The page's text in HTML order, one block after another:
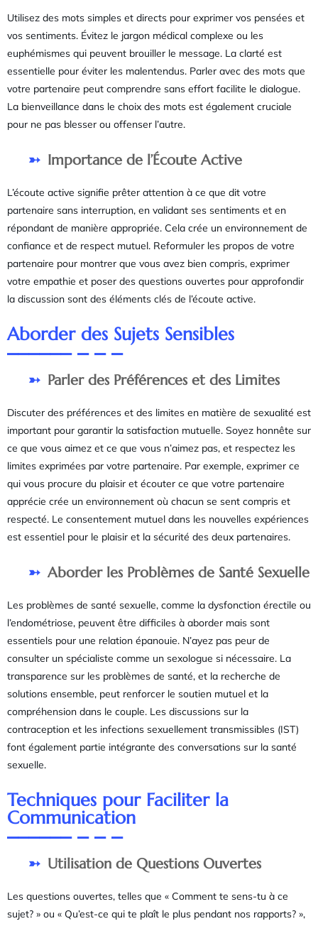
Utilisez des mots simples et directs pour exprimer vos pensées et
vos sentiments. Évitez le jargon médical complexe ou les
euphémismes qui peuvent brouiller le message. La clarté est
essentielle pour éviter les malentendus. Parler avec des mots que
votre partenaire peut comprendre sans effort facilite le dialogue.
La bienveillance dans le choix des mots est également cruciale
pour ne pas blesser ou offenser l’autre.
Importance de l’Écoute Active
L’écoute active signifie prêter attention à ce que dit votre
partenaire sans interruption, en validant ses sentiments et en
répondant de manière appropriée. Cela crée un environnement de
confiance et de respect mutuel. Reformuler les propos de votre
partenaire pour montrer que vous avez bien compris, exprimer
votre empathie et poser des questions ouvertes pour approfondir
la discussion sont des éléments clés de l’écoute active.
Aborder des Sujets Sensibles
Parler des Préférences et des Limites
Discuter des préférences et des limites en matière de sexualité est
important pour garantir la satisfaction mutuelle. Soyez honnête sur
ce que vous aimez et ce que vous n’aimez pas, et respectez les
limites exprimées par votre partenaire. Par exemple, exprimer ce
qui vous procure du plaisir et écouter ce que votre partenaire
apprécie crée un environnement où chacun se sent compris et
respecté. Le consentement mutuel dans les nouvelles expériences
est essentiel pour le plaisir et la sécurité des deux partenaires.
Aborder les Problèmes de Santé Sexuelle
Les problèmes de santé sexuelle, comme la dysfonction érectile ou
l’endométriose, peuvent être difficiles à aborder mais sont
essentiels pour une relation épanouie. N’ayez pas peur de
consulter un spécialiste comme un sexologue si nécessaire. La
transparence sur les problèmes de santé, et la recherche de
solutions ensemble, peut renforcer le soutien mutuel et la
compréhension dans le couple. Les discussions sur la
contraception et les infections sexuellement transmissibles (IST)
font également partie intégrante des conversations sur la santé
sexuelle.
Techniques pour Faciliter la
Communication
Utilisation de Questions Ouvertes
Les questions ouvertes, telles que « Comment te sens-tu à ce
sujet? » ou « Qu’est-ce qui te plaît le plus pendant nos rapports? »,